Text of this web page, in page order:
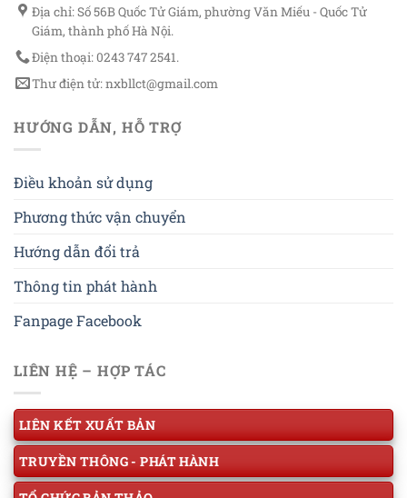
Địa chỉ: Số 56B Quốc Tử Giám, phường Văn Miếu - Quốc Tử
Giám, thành phố Hà Nội.
Điện thoại: 0243 747 2541.
Thư điện tử: nxbllct@gmail.com
HƯỚNG DẪN, HỖ TRỢ
Điều khoản sử dụng
Phương thức vận chuyển
Hướng dẫn đổi trả
Thông tin phát hành
Fanpage Facebook
LIÊN HỆ – HỢP TÁC
LIÊN KẾT XUẤT BẢN
TRUYỀN THÔNG - PHÁT HÀNH